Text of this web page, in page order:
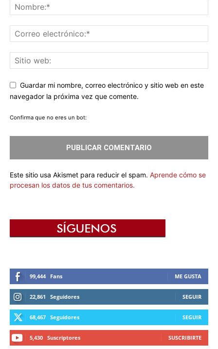
Guardar mi nombre, correo electrónico y sitio web en este
navegador la próxima vez que comente.
Confirma que no eres un bot:
Este sitio usa Akismet para reducir el spam. Aprende cómo se
procesan los datos de tus comentarios.
99,444 Fans ME GUSTA
22,861 Seguidores SEGUIR
68,467 Seguidores SEGUIR
5,430 Suscriptores SUSCRIBIRTE